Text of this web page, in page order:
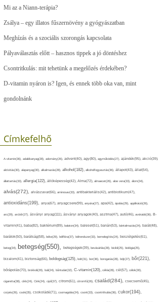
Mi az a Niann-terápia?
Zsálya – egy illatos fűszernövény a gyógyászatban
Meghízás és a szociális szorongás kapcsolata
Pályaválasztás előtt – hasznos tippek a jó döntéshez
Csontritkulás: mit tehetünk a megelőzés érdekében?
D-vitamin nyáron is? Igen, és ennek több oka van, mint
gondolnánk
Címkefelhő
A-vitamin(36), adalékanyag(28), adomány(26), advent(40), agy(80), agyműködés(27), ajándék(95), akció(39),
aktivitás(30), alapanyag(30), alkalmazás(28), alkohol(182), alkoholfogyasztás(36), állapot(43), állat(54),
állattartás(33), allergia(122), állóképesség(42), Alma(72), almaecet(26), aloe vera(33), álom(34),
alvás(272), alvászavar(66), aminosav(33), antibakteriális(42), antibiotikum(47),
antioxidáns(199), anya(67), anyagcsere(99), anyuka(27), apa(42), ápolás(29), applikáció(26),
arc(29), arcbőr(27), ásványi anyag(111), ásványi anyagok(40), asztma(47), autó(46), avokádó(36), B-
vitamin(41), baba(82), baktérium(89), balaton(34), baleset(51), banán(53), bántalmazás(24), barát(48),
barátok(50), barátság(58), béke(29), bélflóra(37), bélrendszer(33), bemelegítés(24), beszélgetés(61),
beteg(34), betegség(550), betegségek(39), bevásárlás(28), bicikli(25), biológia(25),
bizalom(41), biztonság(66), boldogság(125), bolt(31), bor(36), borogatás(28), böjt(27), bőr(221),
bőrápolás(70), brokkoli(29), buli(24), bűntudat(32), C-vitamin(120), cékla(28), cél(57), célok(30),
cigaretta(38), cikk(24), Cink(24), cipő(37), citrom(61), citromfű(26), család(284), csecsemő(45),
csípés(26), csoki(35), csokoládé(71), csomagolás(24), csont(33), csontritkulás(36), cukor(194),